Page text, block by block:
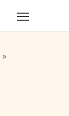
»